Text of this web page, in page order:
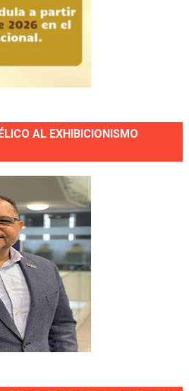
AL EXHIBICIONISMO